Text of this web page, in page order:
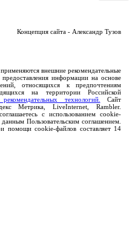
Концепция сайта - Александр Тузов
применяются внешние рекомендательные
информации на основе
относящихся к предпочтениям
на территории Российской
технологий.
Сайт
Метрика, LiveInternet, Rambler.
с использованием cookie-
Пользовательским соглашением.
помощи cookie-файлов составляет 14